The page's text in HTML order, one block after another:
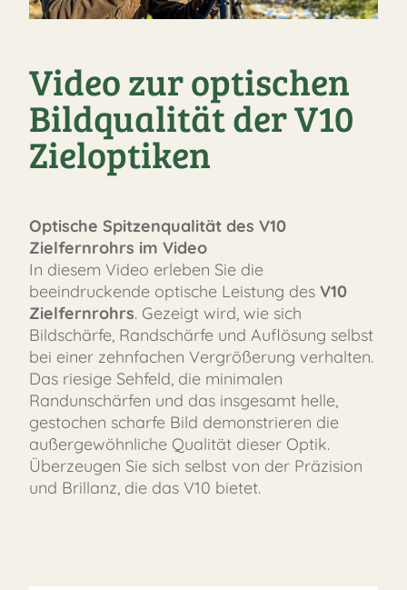
Video zur optischen
Bildqualität der V10
Zieloptiken
Optische Spitzenqualität des V10
Zielfernrohrs im Video
In diesem Video erleben Sie die
beeindruckende optische Leistung des V10
Zielfernrohrs. Gezeigt wird, wie sich
Bildschärfe, Randschärfe und Auflösung selbst
bei einer zehnfachen Vergrößerung verhalten.
Das riesige Sehfeld, die minimalen
Randunschärfen und das insgesamt helle,
gestochen scharfe Bild demonstrieren die
außergewöhnliche Qualität dieser Optik.
Überzeugen Sie sich selbst von der Präzision
und Brillanz, die das V10 bietet.